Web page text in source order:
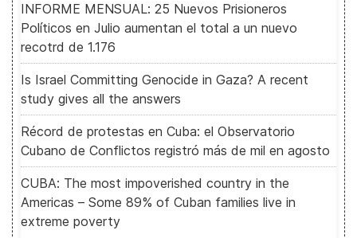
INFORME MENSUAL: 25 Nuevos Prisioneros
Políticos en Julio aumentan el total a un nuevo
recotrd de 1.176
Is Israel Committing Genocide in Gaza? A recent
study gives all the answers
Récord de protestas en Cuba: el Observatorio
Cubano de Conflictos registró más de mil en agosto
CUBA: The most impoverished country in the
Americas – Some 89% of Cuban families live in
extreme poverty